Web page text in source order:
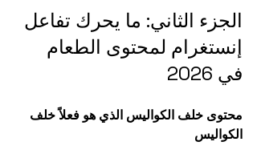
الجزء الثاني: ما يحرك تفاعل
إنستغرام لمحتوى الطعام
في 2026
محتوى خلف الكواليس الذي هو فعلاً خلف
الكواليس